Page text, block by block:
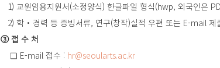
1) 교원임용지원서(소정양식) 한글파일 형식(hwp, 외국인은
2) 학‧경력 등 증빙서류, 연구(창작)실적 우편 또는 E-mail 제
③ 접 수 처
     ❏ E-mail 접수 :
hr@seoularts.ac.kr